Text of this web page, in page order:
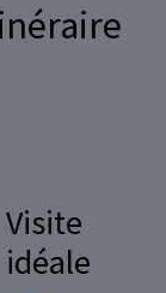
Visite
idéale